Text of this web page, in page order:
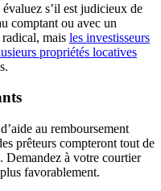
s’il est judicieux de
comptant ou avec un
mais les investisseurs
propriétés locatives
au remboursement
prêteurs compteront tout de
Demandez à votre courtier
favorablement.